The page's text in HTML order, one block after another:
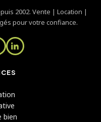
2002. Vente | Location |
pour votre confiance.
bien